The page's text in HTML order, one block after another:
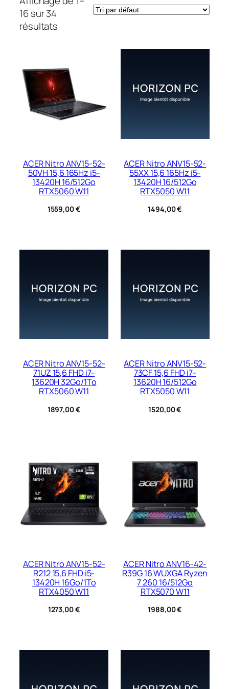
16 sur 34
résultats
ACER Nitro ANV15-52-
50VH 15,6 165Hz i5-
13420H 16/512Go
RTX5060 W11
1559,00€
ACER Nitro ANV15-52-
55XX 15,6 165Hz i5-
13420H 16/512Go
RTX5050 W11
1494,00€
ACER Nitro ANV15-52-
71UZ 15,6 FHD i7-
13620H 32Go/1To
RTX5060 W11
1897,00€
ACER Nitro ANV15-52-
73CF 15,6 FHD i7-
13620H 16/512Go
RTX5050 W11
1520,00€
ACER Nitro ANV15-52-
R212 15,6 FHD i5-
13420H 16Go/1To
RTX4050 W11
1273,00€
ACER Nitro ANV16-42-
R39G 16 WUXGA Ryzen
7 260 16/512Go
RTX5070 W11
1988,00€